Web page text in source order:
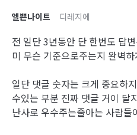
엘쁜나이트 디레지에
전 일단 3년동안 단 한번도 답
미 무슨 기준으로주는지 완벽
일단 댓글 숫자는 크게 중요하
수있는 부분 진짜 댓글 거이 달
난사로 우수주는줄아는 사람들